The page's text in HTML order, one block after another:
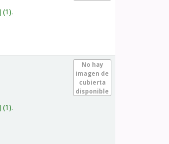
(1).
No hay
imagen de
cubierta
disponible
(1).